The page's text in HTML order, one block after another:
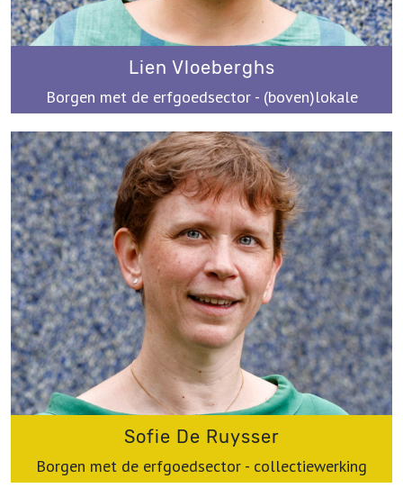
Lien Vloeberghs
Borgen met de erfgoedsector - (boven)lokale
lien@werkplaatsimmaterieelerfgoed.be
Sofie De Ruysser
Borgen met de erfgoedsector - collectiewerking